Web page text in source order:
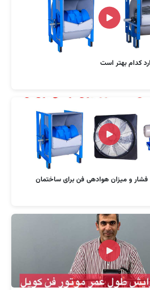
کدام بهتر است
و میزان هوادهی فن برای ساختمان